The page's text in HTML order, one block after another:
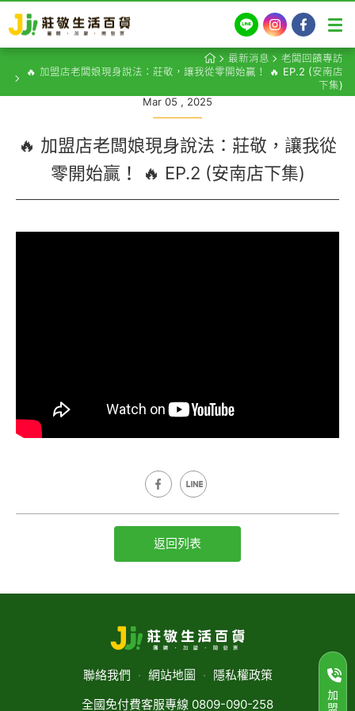
LINE InstagramFacebook
最新消息
老闆回饋專訪
🔥 加盟店老闆娘現身說法：莊敬，讓我從零開始贏！ 🔥 EP.2 (安南店
下集)
Mar 05 , 2025
🔥 加盟店老闆娘現身說法：莊敬，讓我從
零開始贏！ 🔥 EP.2 (安南店下集)
返回列表
聯絡我們 ‧ 網站地圖 ‧ 隱私權政策
全國免付費客服專線 0809-090-258
加
盟